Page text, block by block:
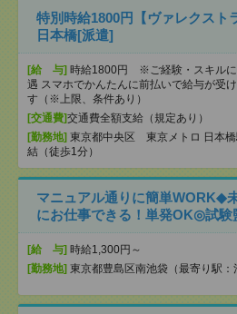
特別時給1800円【ヴァレクス
日本橋[派遣]
[給 与] 時給1800円 ※ご経験・スキル
遇 スマホでかんたんに前払いで給与が受
す（※上限、条件あり）
[交通費]交通費全額支給（規定あり）
[勤務地] 東京都中央区 東京メトロ 日本橋
結（徒歩1分）
マニュアル通りに簡単WORK◆
にお仕事できる！単発OK◎試験
[給 与] 時給1,300円～
[勤務地] 東京都豊島区南池袋（最寄り駅：